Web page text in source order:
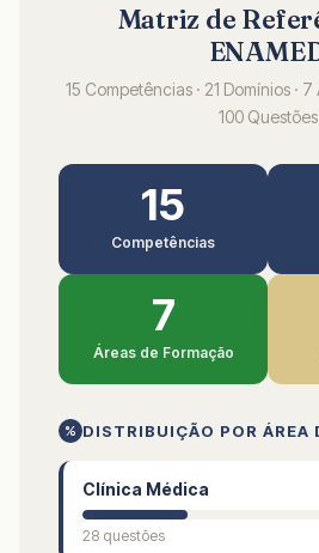
Matriz de
15 Competências · 21 Domínios ·
100 Questões
15
Competências
7
Áreas de Formação
% DISTRIBUIÇÃO POR ÁREA
Clínica Médica
28 questões